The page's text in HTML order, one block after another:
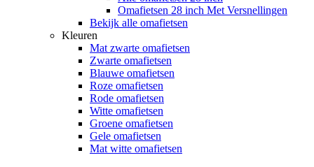
Omafietsen 28 inch Met Versnellingen
Bekijk alle omafietsen
Kleuren
Mat zwarte omafietsen
Zwarte omafietsen
Blauwe omafietsen
Roze omafietsen
Rode omafietsen
Witte omafietsen
Groene omafietsen
Gele omafietsen
Mat witte omafietsen